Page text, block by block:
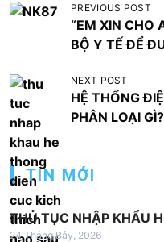
Đ
u
h
ư
ớ
n
g
b
PREVIOUS POST
“EM XIN CHO
BỘ Y TẾ ĐỂ
NEXT POST
HỆ THỐNG
PHÂN LOẠI GÌ?
TIN MỚI
THỦ TỤC NHẬP KHẨU
24 Tháng Bảy, 2026